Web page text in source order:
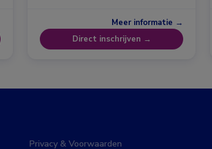
Meer informatie →
Direct inschrijven →
Privacy & Voorwaarden